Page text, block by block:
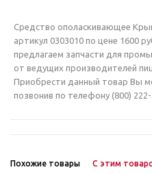
Средство ополаскивающее
артикул 0303010 по цене 1600
предлагаем запчасти для
от ведущих производителей
Приобрести данный товар Вы
позвонив по телефону (800)
Похожие товары С этим